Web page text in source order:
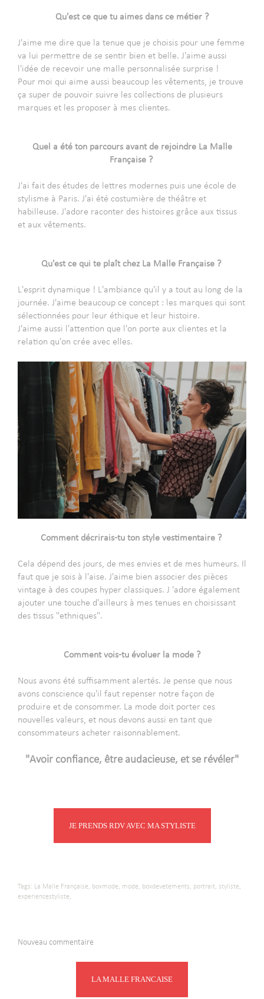
Qu'est ce que tu aimes dans ce métier ?
J'aime me dire que la tenue que je choisis pour une femme
va lui permettre de se sentir bien et belle. J'aime aussi
l'idée de recevoir une malle personnalisée surprise !
Pour moi qui aime aussi beaucoup les vêtements, je trouve
ça super de pouvoir suivre les collections de plusieurs
marques et les proposer à mes clientes.
Quel a été ton parcours avant de rejoindre La Malle
Française ?
J'ai fait des études de lettres modernes puis une école de
stylisme à Paris. J'ai été costumière de théâtre et
habilleuse. J'adore raconter des histoires grâce aux tissus
et aux vêtements.
Qu'est ce qui te plaît chez La Malle Française ?
L'esprit dynamique ! L'ambiance qu'il y a tout au long de la
journée. J'aime beaucoup ce concept : les marques qui sont
sélectionnées pour leur éthique et leur histoire.
J'aime aussi l'attention que l'on porte aux clientes et la
relation qu'on crée avec elles.
Comment décrirais-tu ton style vestimentaire ?
Cela dépend des jours, de mes envies et de mes humeurs. Il
faut que je sois à l'aise. J'aime bien associer des pièces
vintage à des coupes hyper classiques. J 'adore également
ajouter une touche d'ailleurs à mes tenues en choisissant
des tissus "ethniques".
Comment vois-tu évoluer la mode ?
Nous avons été suffisamment alertés. Je pense que nous
avons conscience qu'il faut repenser notre façon de
produire et de consommer. La mode doit porter ces
nouvelles valeurs, et nous devons aussi en tant que
consommateurs acheter raisonnablement.
"Avoir confiance, être audacieuse, et se révéler"
JE PRENDS RDV AVEC MA STYLISTE
Tags: La Malle Française, boxmode, mode, boxdevetements, portrait, styliste,
experiencestyliste,
Nouveau commentaire
LA MALLE FRANCAISE